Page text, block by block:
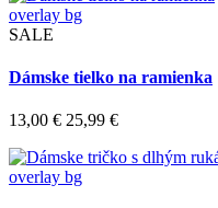
overlay bg
SALE
Dámske tielko na ramienka
13,00 € 25,99 €
overlay bg